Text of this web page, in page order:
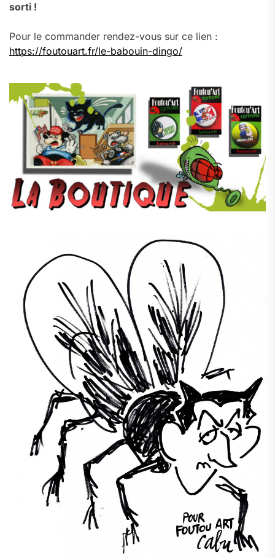
sorti !
Pour le commander rendez-vous sur ce lien :
https://foutouart.fr/le-babouin-dingo/